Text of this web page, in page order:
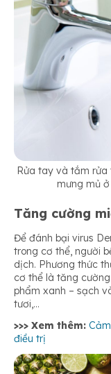
Rửa tay và tắm rửa
mưng mủ
Tăng cường
Để đánh bại virus
trong cơ thể, người
dịch. Phương thức
cơ thể là tăng
phẩm xanh – sạch
tươi,…
>>> Xem thêm:
điều trị